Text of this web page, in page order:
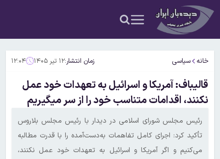
خانه سیاسی زمان انتشار:۱۲ تیر ۱۴۰۵ ۱۲:۰۴
قالیباف: آمریکا و اسرائیل به تعهدات خود عمل
نکنند، اقدامات متناسب خود را از سر میگیریم
رئیس مجلس شورای اسلامی در دیدار با رئیس مجلس بلاروس
تأکید کرد: اجرای کامل تفاهمات به‌دست‌آمده را با قدرت مطالبه
می‌کنیم و اگر آمریکا و اسرائیل به تعهدات خود عمل نکنند،